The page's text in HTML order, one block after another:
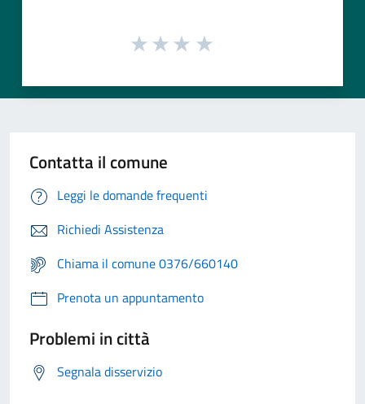
Contatta il comune
Leggi le domande frequenti
Richiedi Assistenza
Chiama il comune 0376/660140
Prenota un appuntamento
Problemi in città
Segnala disservizio